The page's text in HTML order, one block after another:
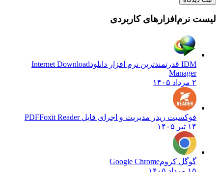
لیست نرم‌افزارهای کاربردی
IDM قدرتمندترین نرم افزار دانلود
Internet Download
Manager
۲ مرداد ۱۴۰۵
فوکسیت ریدر مدیریت و اجرای فایل PDFFoxit Reader
۱۴ تیر ۱۴۰۵
گوگل کرومGoogle Chrome